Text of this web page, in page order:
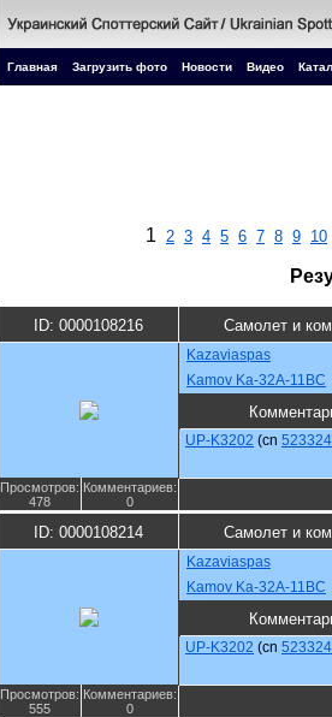
Главная Загрузить фото Новости Видео
1 2 3 4 5 6 7 8 9 10
ID: 0000108216 Самолет и
Kazaviaspas
Kamov Ka-32A-11BC
UP-K3202 (cn
Просмотров:
478
Комментариев:
0
ID: 0000108214 Самолет и
Kazaviaspas
Kamov Ka-32A-11BC
UP-K3202 (cn
Просмотров:
555
Комментариев:
0